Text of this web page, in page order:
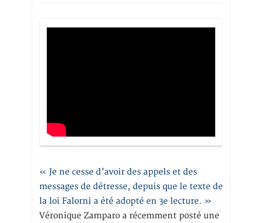
« Je ne cesse d’avoir des appels et des
messages de détresse, depuis que le texte de
la loi Falorni a été adopté en 3e lecture. »
Véronique Zamparo a récemment posté une